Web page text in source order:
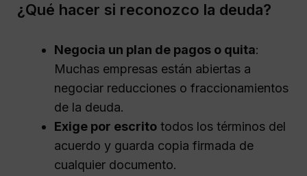
¿Qué hacer si reconozco la deuda?
Negocia un plan de pagos o quita:
Muchas empresas están abiertas a
negociar reducciones o fraccionamientos
de la deuda.
Exige por escrito todos los términos del
acuerdo y guarda copia firmada de
cualquier documento.